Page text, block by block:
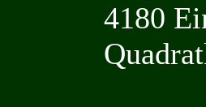
4180